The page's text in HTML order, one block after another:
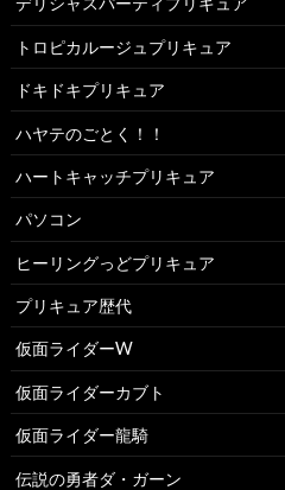
トロピカルージュプリキュア
ドキドキプリキュア
ハヤテのごとく！！
ハートキャッチプリキュア
パソコン
ヒーリングっどプリキュア
プリキュア歴代
仮面ライダーW
仮面ライダーカブト
仮面ライダー龍騎
伝説の勇者ダ・ガーン